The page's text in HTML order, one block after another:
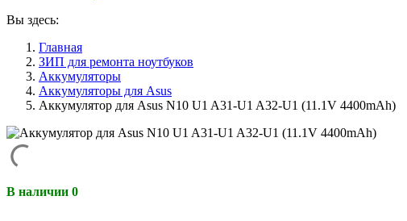
Вы здесь:
Главная
ЗИП для ремонта ноутбуков
Аккумуляторы
Аккумуляторы для Asus
Аккумулятор для Asus N10 U1 A31-U1 A32-U1 (11.1V 4400mAh)
В наличии 0